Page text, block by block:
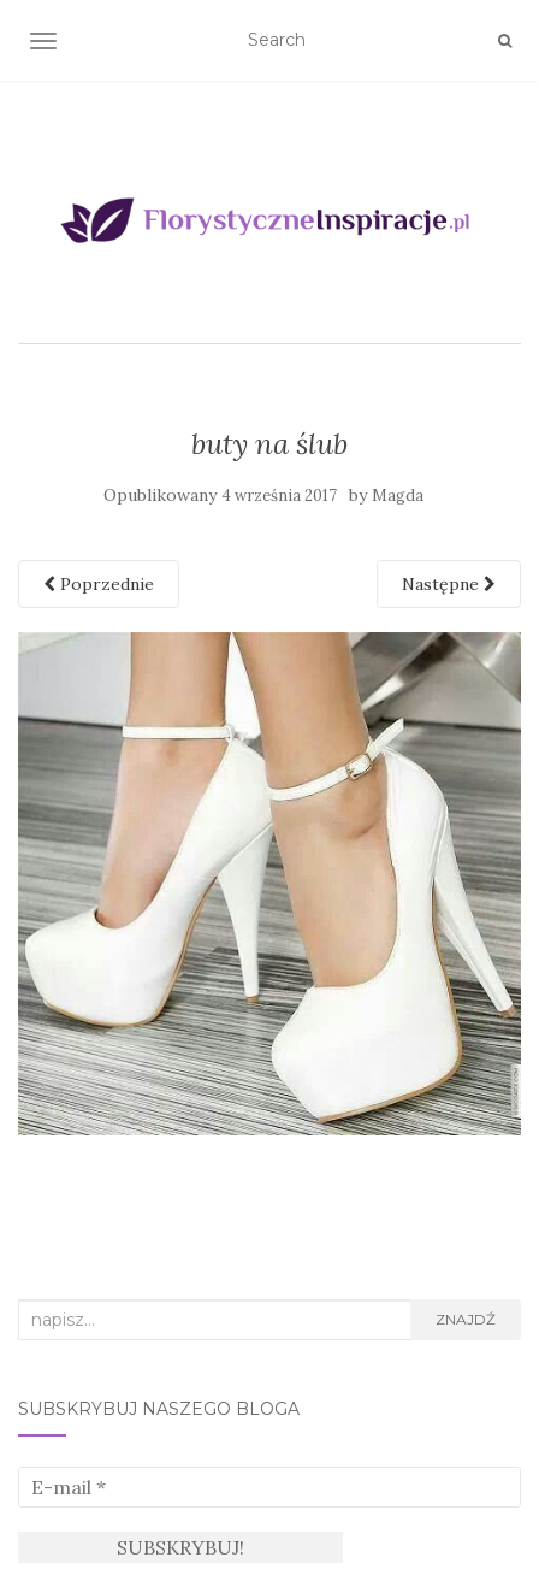
TOGGLE NAVIGATION
buty na ślub
Opublikowany4 września 2017 by Magda
Poprzednie Następne
Search
ZNAJDŹ
SUBSKRYBUJ NASZEGO BLOGA